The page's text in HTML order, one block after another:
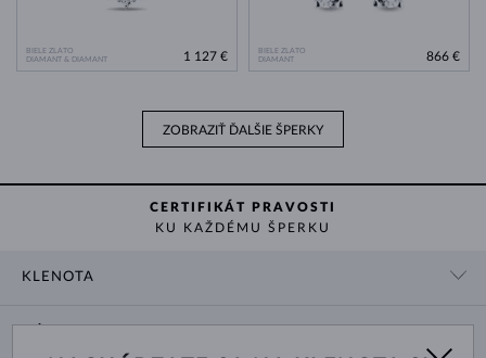
BIELE ZLATO
DIAMANT & DIAMANT
1 127 €
BIELE ZLATO
DIAMANT
866 €
ZOBRAZIŤ ĎALŠIE ŠPERKY
CERTIFIKÁT PRAVOSTI
KU KAŽDÉMU ŠPERKU
KLENOTA